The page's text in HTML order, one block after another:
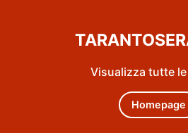
Visualizza tutte
Homepage